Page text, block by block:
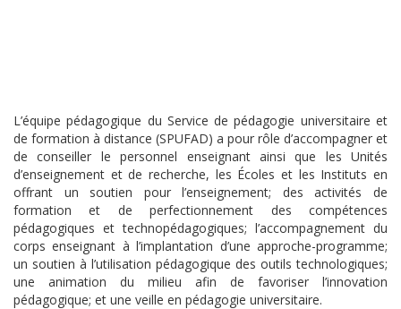
L’équipe pédagogique du Service de pédagogie universitaire et
de formation à distance (SPUFAD) a pour rôle d’accompagner et
de conseiller le personnel enseignant ainsi que les Unités
d’enseignement et de recherche, les Écoles et les Instituts en
offrant un soutien pour l’enseignement; des activités de
formation et de perfectionnement des compétences
pédagogiques et technopédagogiques; l’accompagnement du
corps enseignant à l’implantation d’une approche-programme;
un soutien à l’utilisation pédagogique des outils technologiques;
une animation du milieu afin de favoriser l’innovation
pédagogique; et une veille en pédagogie universitaire.